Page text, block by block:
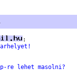
re lehet masolni?